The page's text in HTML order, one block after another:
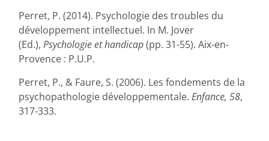
Perret, P. (2014). Psychologie des troubles du
développement intellectuel. In M. Jover
(Ed.),Psychologie et handicap(pp. 31-55). Aix-en-
Provence : P.U.P.
Perret, P., & Faure, S. (2006). Les fondements de la
psychopathologie développementale.Enfance, 58,
317-333.